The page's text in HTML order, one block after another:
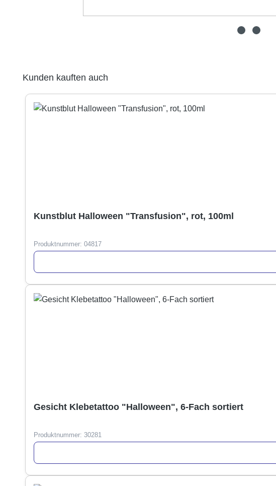
Produktgalerie überspringen
Kunden kauften auch
Kunstblut Halloween "Transfusion", rot, 100ml
Produktnummer: 04817
Gesicht Klebetattoo "Halloween", 6-Fach sortiert
Produktnummer: 30281